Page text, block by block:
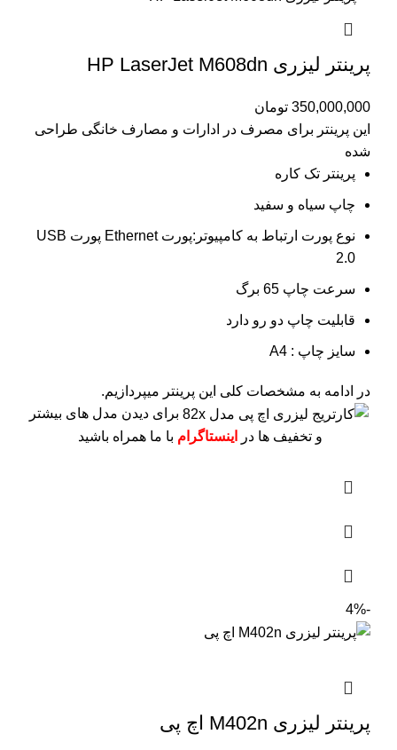
پرینتر لیزری HP LaserJet M608dn
350,000,000 تومان
این پرینتر برای مصرف در ادارات و مصارف خانگی طراحی
شده
پرینتر تک کاره
چاپ سیاه و سفید
نوع پورت ارتباط به کامپیوتر:پورت Ethernet پورت USB
2.0
سرعت چاپ 65 برگ
قابلیت چاپ دو رو دارد
سایز چاپ : A4
در ادامه به مشخصات کلی این پرینتر میپردازیم.
برای دیدن مدل های بیشتر
و تخفیف ها در
اینستاگرام با ما همراه باشید
-4%
پرینتر لیزری M402n اچ پی